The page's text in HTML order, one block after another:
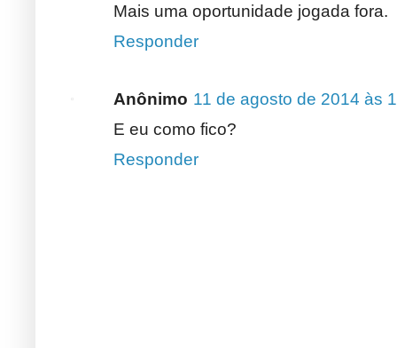
Mais uma oportunidade jogada fora.
Responder
Anônimo 11 de agosto de 2014 às
E eu como fico?
Responder